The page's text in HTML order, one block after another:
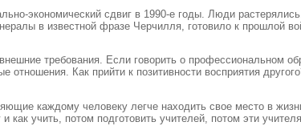
экономический сдвиг в 1990-е годы. Люди
в известной фразе Черчилля, готовило к прошлой
требования. Если говорить о профессиональном
Как прийти к позитивности восприятия
каждому человеку легче находить свое место в
учить, потом подготовить учителей, потом эти